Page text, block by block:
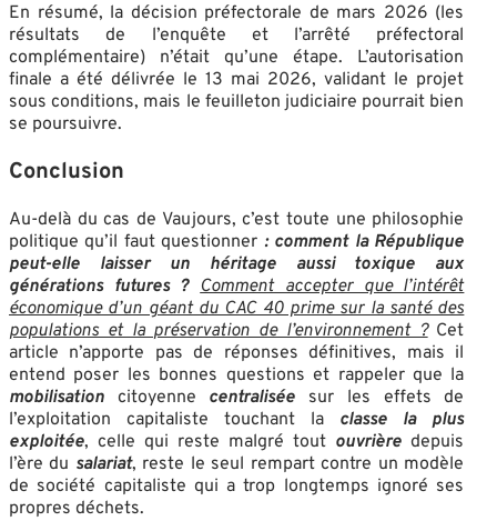
En résumé, la décision préfectorale de mars 2026 (les
résultats de l’enquête et l’arrêté préfectoral
complémentaire) n’était qu’une étape. L’autorisation
finale a été délivrée le 13 mai 2026, validant le projet
sous conditions, mais le feuilleton judiciaire pourrait bien
se poursuivre.
Conclusion
Au-delà du cas de Vaujours, c’est toute une philosophie
politique qu’il faut questionner : comment la République
peut-elle laisser un héritage aussi toxique aux
générations futures ? Comment accepter que l’intérêt
économique d’un géant du CAC 40 prime sur la santé des
populations et la préservation de l’environnement ?Cet
article n’apporte pas de réponses définitives, mais il
entend poser les bonnes questions et rappeler que la
mobilisation citoyenne centralisée sur les effets de
l’exploitation capitaliste touchant la classe la plus
exploitée, celle qui reste malgré tout ouvrière depuis
l’ère du salariat, reste le seul rempart contre un modèle
de société capitaliste qui a trop longtemps ignoré ses
propres déchets.